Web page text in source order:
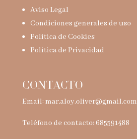
Aviso Legal
Condiciones generales de uso
Política de Cookies
Política de Privacidad
CONTACTO
Email: mar.aloy.oliver@gmail.com
Teléfono de contacto: 685591488